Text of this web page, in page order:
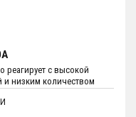
реагирует с высокой
и низким количеством
дБ (A) на расстоянии 3 м